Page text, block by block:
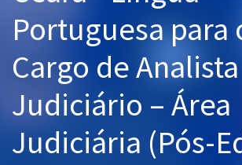
OAB
Questões grátis
Conteúdo gratuito
Portuguesa para
Cargo de Analista
Judiciário – Área
Judiciária (Pós-